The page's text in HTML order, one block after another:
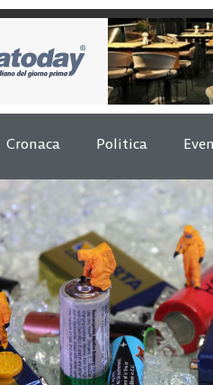
Cronaca Politica